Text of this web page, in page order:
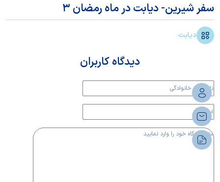
سفر شیرین- دیابت در ماه رمضان 3
دیابت
دیدگاه کاربران